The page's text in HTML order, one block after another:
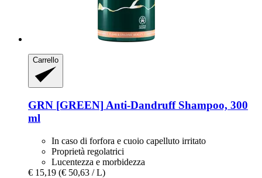
Carrello
GRN [GREEN] Anti-​Dandruff Shampoo, 300
ml
In caso di forfora e cuoio capelluto irritato
Proprietà regolatrici
Lucentezza e morbidezza
€ 15,19 (€ 50,63 / L)